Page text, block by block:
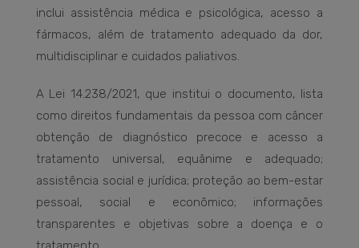
inclui assistência médica e psicológica, acesso a
fármacos, além de tratamento adequado da dor,
multidisciplinar e cuidados paliativos.
A Lei 14.238/2021, que institui o documento, lista
como direitos fundamentais da pessoa com câncer
obtenção de diagnóstico precoce e acesso a
tratamento universal, equânime e adequado;
assistência social e jurídica; proteção ao bem-estar
pessoal, social e econômico; informações
transparentes e objetivas sobre a doença e o